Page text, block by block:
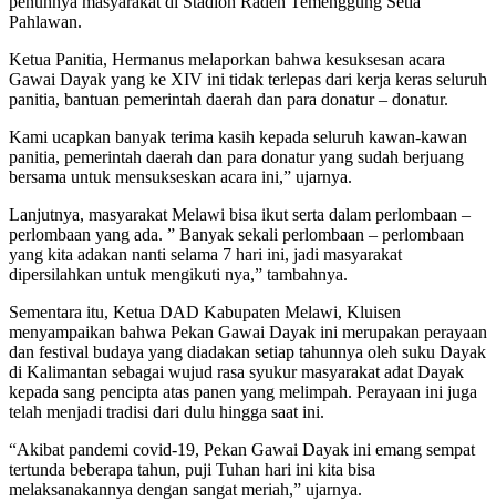
Pahlawan.
Ketua Panitia, Hermanus melaporkan bahwa kesuksesan acara
Gawai Dayak yang ke XIV ini tidak terlepas dari kerja keras seluruh
panitia, bantuan pemerintah daerah dan para donatur – donatur.
Kami ucapkan banyak terima kasih kepada seluruh kawan-kawan
panitia, pemerintah daerah dan para donatur yang sudah berjuang
bersama untuk mensukseskan acara ini,” ujarnya.
Lanjutnya, masyarakat Melawi bisa ikut serta dalam perlombaan –
perlombaan yang ada. ” Banyak sekali perlombaan – perlombaan
yang kita adakan nanti selama 7 hari ini, jadi masyarakat
dipersilahkan untuk mengikuti nya,” tambahnya.
Sementara itu, Ketua DAD Kabupaten Melawi, Kluisen
menyampaikan bahwa Pekan Gawai Dayak ini merupakan perayaan
dan festival budaya yang diadakan setiap tahunnya oleh suku Dayak
di Kalimantan sebagai wujud rasa syukur masyarakat adat Dayak
kepada sang pencipta atas panen yang melimpah. Perayaan ini juga
telah menjadi tradisi dari dulu hingga saat ini.
“Akibat pandemi covid-19, Pekan Gawai Dayak ini emang sempat
tertunda beberapa tahun, puji Tuhan hari ini kita bisa
melaksanakannya dengan sangat meriah,” ujarnya.